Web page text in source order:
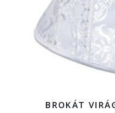
BROKÁT